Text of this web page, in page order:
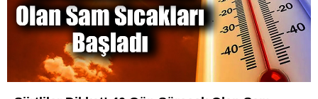
ŞIRVAN
GÜNDEM